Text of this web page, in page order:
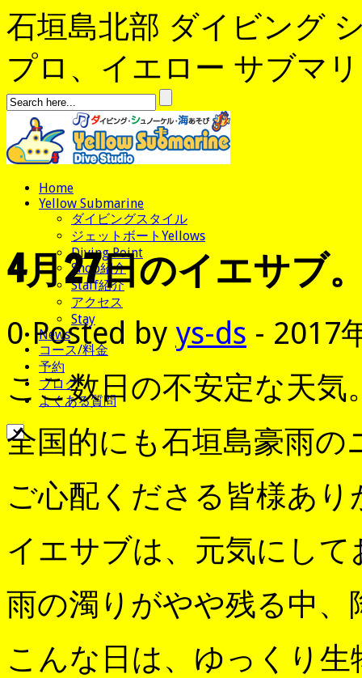
石垣島北部 ダイビング
プロ、イエロー サブマ
Home
Yellow Submarine
ダイビングスタイル
ジェットボートYellows
Diving Point
Shop紹介
Staff紹介
アクセス
Stay
News
コース/料金
予約
ブログ
よくある質問
4月27日のイエサブ
0 Posted by ys-ds - 2017
ここ数日の不安定な天気
全国的にも石垣島豪雨
ご心配くださる皆様あ
イエサブは、元気にし
雨の濁りがやや残る中、
こんな日は、ゆっくり生